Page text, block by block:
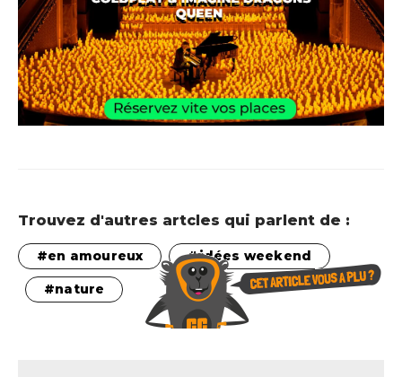
Trouvez d'autres artcles qui parlent de :
en amoureux idées weekend
nature